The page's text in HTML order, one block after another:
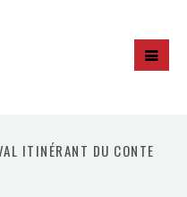
ITINÉRANT DU CONTE